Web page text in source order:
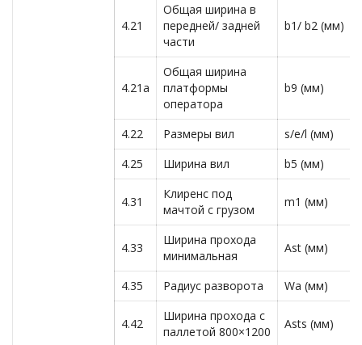
4.21
Общая ширина в
передней/ задней
части
b1/ b2 (мм)
4.21a
Общая ширина
платформы
оператора
b9 (мм)
4.22 Размеры вил s/e/l (мм)
4.25
Ширина вил b5 (мм)
4.31
Клиренс под
мачтой с грузом
m1 (мм)
4.33
Ширина прохода
минимальная
Ast (мм)
4.35 Радиус разворота Wa (мм)
4.42
Ширина прохода с
паллетой 800×1200
Asts (мм)